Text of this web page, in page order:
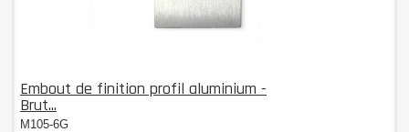
Embout de finition profil aluminium -
Brut...
M105-6G